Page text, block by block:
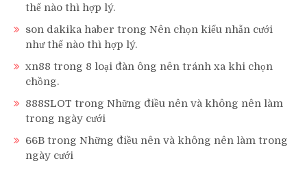
thế nào thì hợp lý.
son dakika haber trong Nên chọn kiểu nhẫn cưới
như thế nào thì hợp lý.
xn88 trong 8 loại đàn ông nên tránh xa khi chọn
chồng.
888SLOT trong Những điều nên và không nên làm
trong ngày cưới
66B trong Những điều nên và không nên làm trong
ngày cưới